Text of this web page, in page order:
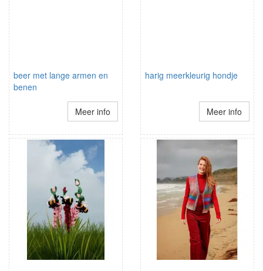
beer met lange armen en
benen
Meer info
harig meerkleurig hondje
Meer info